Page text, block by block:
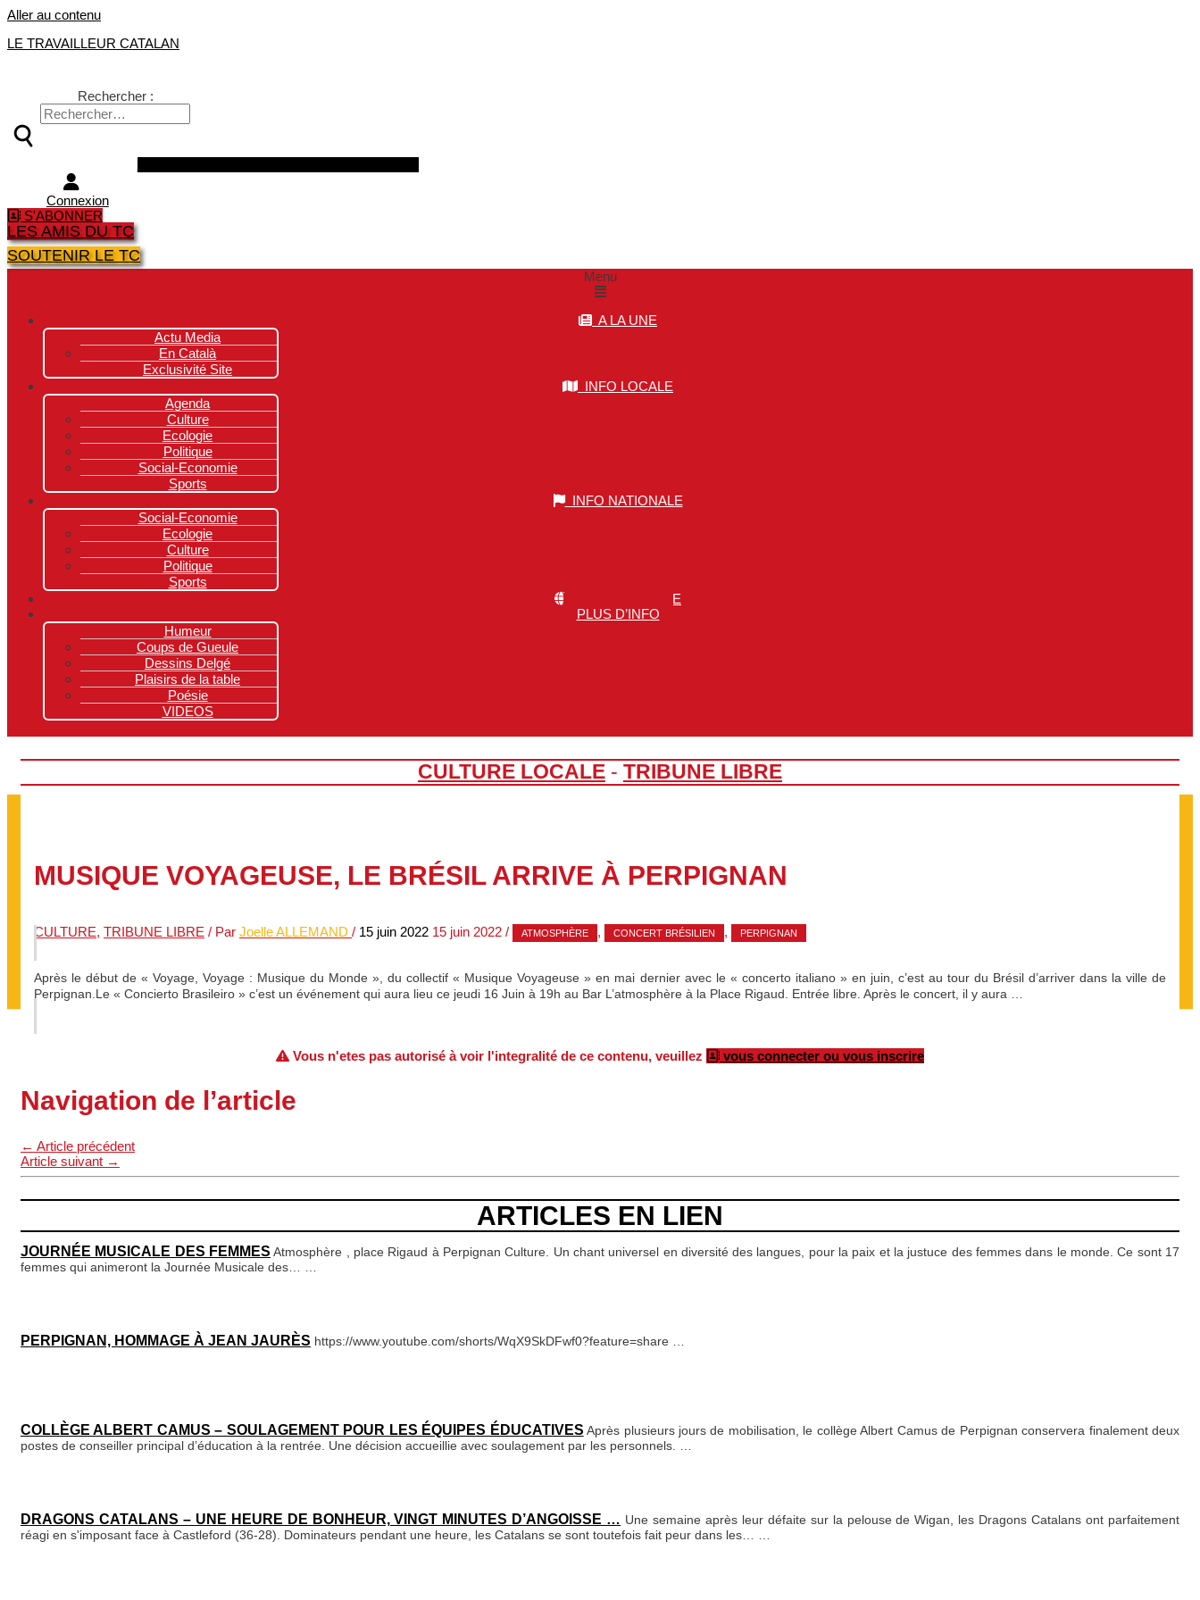
Aller au contenu
LE TRAVAILLEUR CATALAN
Rechercher :
Connexion
S'ABONNER
LES AMIS DU TC
SOUTENIR LE TC
Menu
A LA UNE
Actu Media
En Català
Exclusivité Site
INFO LOCALE
Agenda
Culture
Ecologie
Politique
Social-Economie
Sports
INFO NATIONALE
Social-Economie
Ecologie
Culture
Politique
Sports
INFO MONDIALE
PLUS D’INFO
Humeur
Coups de Gueule
Dessins Delgé
Plaisirs de la table
Poésie
VIDEOS
CULTURE LOCALE - TRIBUNE LIBRE
MUSIQUE VOYAGEUSE, LE BRÉSIL ARRIVE À PERPIGNAN
CULTURE, TRIBUNE LIBRE / Par Joelle ALLEMAND / 15 juin 2022 15 juin 2022 / ATMOSPHÈRE , CONCERT BRÉSILIEN , PERPIGNAN
Après le début de « Voyage, Voyage : Musique du Monde », du collectif « Musique Voyageuse » en mai dernier avec le « concerto italiano » en juin, c’est au tour du Brésil d’arriver dans la ville de
Perpignan.Le « Concierto Brasileiro » c’est un événement qui aura lieu ce jeudi 16 Juin à 19h au Bar L’atmosphère à la Place Rigaud. Entrée libre. Après le concert, il y aura …
Vous n'etes pas autorisé à voir l'integralité de ce contenu, veuillez vous connecter ou vous inscrire
Navigation de l’article
← Article précédent
Article suivant →
ARTICLES EN LIEN
JOURNÉE MUSICALE DES FEMMES Atmosphère , place Rigaud à Perpignan Culture. Un chant universel en diversité des langues, pour la paix et la justuce des femmes dans le monde. Ce sont 17
femmes qui animeront la Journée Musicale des… …
PERPIGNAN, HOMMAGE À JEAN JAURÈS https://www.youtube.com/shorts/WqX9SkDFwf0?feature=share …
COLLÈGE ALBERT CAMUS – SOULAGEMENT POUR LES ÉQUIPES ÉDUCATIVES Après plusieurs jours de mobilisation, le collège Albert Camus de Perpignan conservera finalement deux
postes de conseiller principal d’éducation à la rentrée. Une décision accueillie avec soulagement par les personnels. …
DRAGONS CATALANS – UNE HEURE DE BONHEUR, VINGT MINUTES D’ANGOISSE … Une semaine après leur défaite sur la pelouse de Wigan, les Dragons Catalans ont parfaitement
réagi en s'imposant face à Castleford (36-28). Dominateurs pendant une heure, les Catalans se sont toutefois fait peur dans les… …